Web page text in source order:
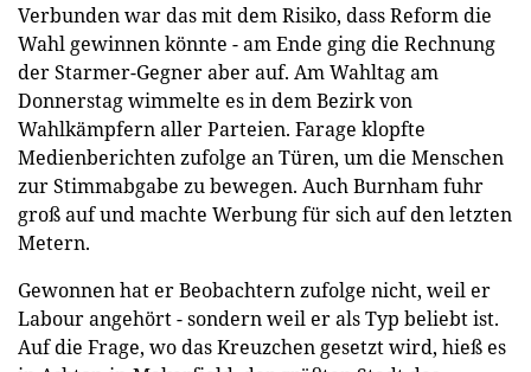
Verbunden war das mit dem Risiko, dass Reform die
Wahl gewinnen könnte - am Ende ging die Rechnung
der Starmer-Gegner aber auf. Am Wahltag am
Donnerstag wimmelte es in dem Bezirk von
Wahlkämpfern aller Parteien. Farage klopfte
Medienberichten zufolge an Türen, um die Menschen
zur Stimmabgabe zu bewegen. Auch Burnham fuhr
groß auf und machte Werbung für sich auf den letzten
Metern.
Gewonnen hat er Beobachtern zufolge nicht, weil er
Labour angehört - sondern weil er als Typ beliebt ist.
Auf die Frage, wo das Kreuzchen gesetzt wird, hieß es